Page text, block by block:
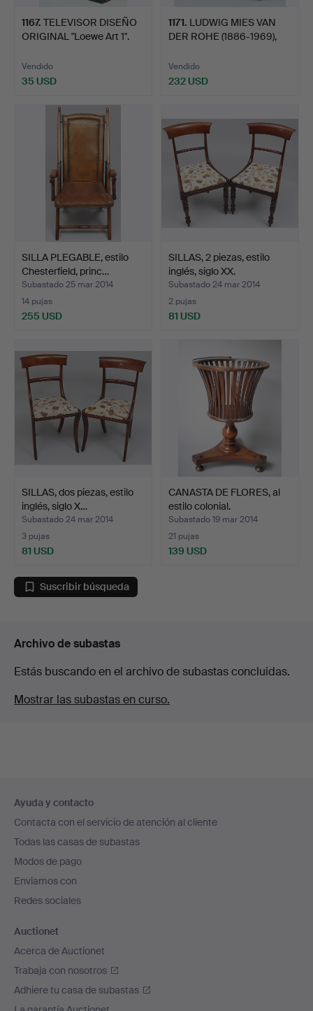
1167. TELEVISOR DISEÑO
ORIGINAL "Loewe Art 1".
Vendido
35 USD
1171. LUDWIG MIES VAN
DER ROHE (1886-1969),
Vendido
232 USD
SILLA PLEGABLE, estilo
Chesterfield, princ…
Subastado 25 mar 2014
14 pujas
255 USD
SILLAS, 2 piezas, estilo
inglés, siglo XX.
Subastado 24 mar 2014
2 pujas
81 USD
SILLAS, dos piezas, estilo
inglés, siglo X…
Subastado 24 mar 2014
3 pujas
81 USD
CANASTA DE FLORES, al
estilo colonial.
Subastado 19 mar 2014
21 pujas
139 USD
Suscribir búsqueda
Archivo de subastas
Estás buscando en el archivo de subastas concluidas.
Mostrar las subastas en curso.
en
el
pie
de
página
Ayuda y contacto
Contacta con el servicio de atención al cliente
Todas las casas de subastas
Modos de pago
Enviamos con
Redes sociales
Auctionet
Acerca de Auctionet
Trabaja con nosotros
Adhiere tu casa de subastas